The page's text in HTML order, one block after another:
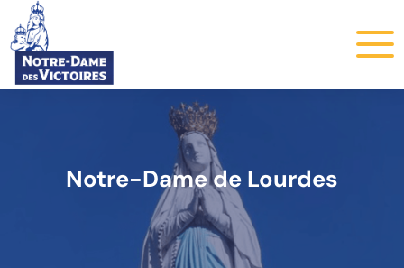
Notre-Dame de Lourdes